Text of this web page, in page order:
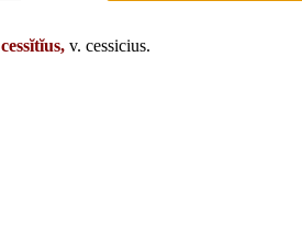
cessĭtĭus, v. cessicius.